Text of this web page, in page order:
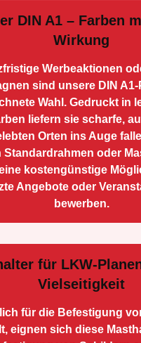
DIN A1 – Farben
Wirkung
Werbe­aktionen
sind unsere DIN
Wahl. Gedruckt in
liefern sie scharfe,
Orten ins Auge
Standardrahmen oder
kostengünstige
Angebote oder
bewerben.
für LKW-
Vielseitigkeit
für die Be­festigung
eignen sich diese